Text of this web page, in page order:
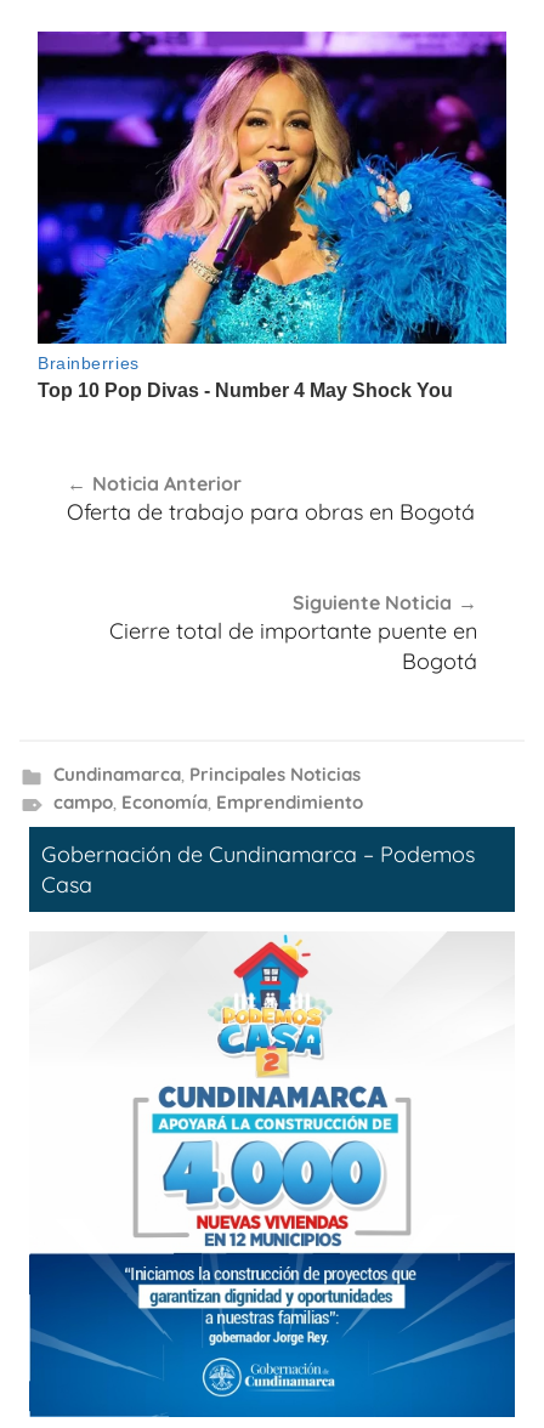
de
Noticia Anterior
Oferta de trabajo para obras en Bogotá
Siguiente Noticia
Cierre total de importante puente en
Bogotá
Cundinamarca, Principales Noticias
campo, Economía, Emprendimiento
Gobernación de Cundinamarca – Podemos
Casa